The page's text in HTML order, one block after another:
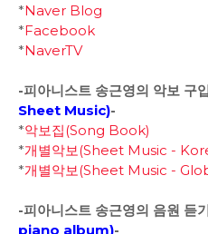
*Naver Blog
*Facebook
*NaverTV
-피아니스트 송근영의 악보 구
Sheet Music)-
*악보집(Song Book)
*개별악보(Sheet Music -
*개별악보(Sheet Music -
-피아니스트 송근영의 음원 듣
piano album)-